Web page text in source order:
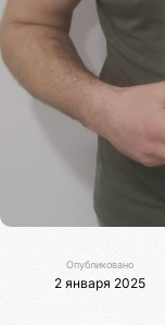
Опубликовано
2 января 2025